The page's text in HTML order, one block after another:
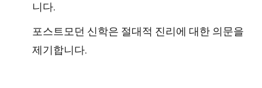
니다.
포스트모던 신학은 절대적 진리에 대한 의문을
제기합니다.